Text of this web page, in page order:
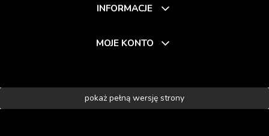
INFORMACJE
MOJE KONTO
pokaż pełną wersję strony